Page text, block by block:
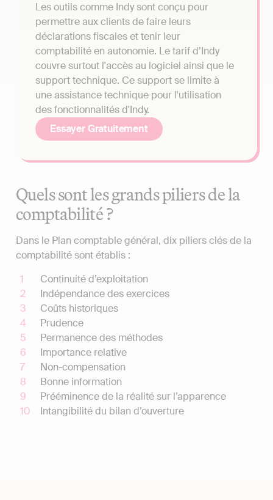
Les outils comme Indy sont conçu pour
permettre aux clients de faire leurs
déclarations fiscales et tenir leur
comptabilité en autonomie. Le tarif d’Indy
couvre surtout l'accès au logiciel ainsi que le
support technique. Ce support se limite à
une assistance technique pour l'utilisation
des fonctionnalités d'Indy.
Essayer Gratuitement
Quels sont les grands piliers de la
comptabilité ?
Dans le Plan comptable général, dix piliers clés de la
comptabilité sont établis :
Continuité d’exploitation
Indépendance des exercices
Coûts historiques
Prudence
Permanence des méthodes
Importance relative
Non-compensation
Bonne information
Prééminence de la réalité sur l’apparence
Intangibilité du bilan d’ouverture